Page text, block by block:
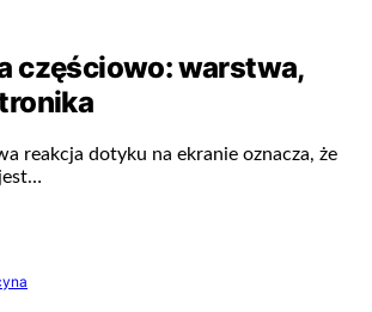
częściowo: warstwa,
reakcja dotyku na ekranie oznacza, że